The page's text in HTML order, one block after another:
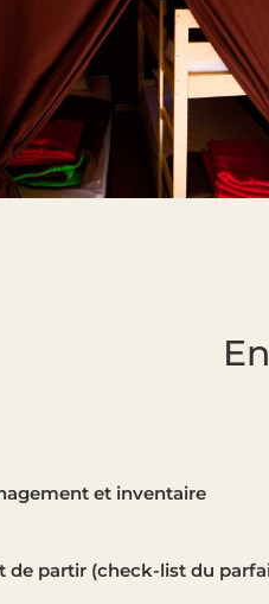
et inventaire
de partir (check-list du